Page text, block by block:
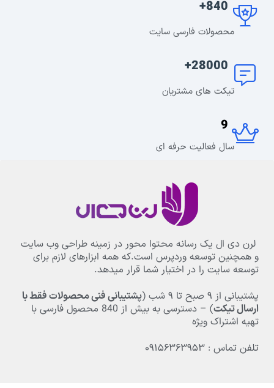
840+
محصولات فارسی سایت
28000+
تیکت های مشتریان
9
سال فعالیت حرفه ای
لرن دی ال یک رسانه محتوا محور در زمینه طراحی وب سایت
و همچنین توسعه وردپرس است.که همه ابزارهای لازم برای
توسعه سایت را در اختیار شما قرار میدهد.
پشتیبانی از ۹ صبح تا ۹ شب (پشتیبانی فنی محصولات فقط با
ارسال تیکت) – دسترسی به بیش از 840 محصول فارسی با
تهیه اشتراک ویژه
تلفن تماس : ۰۹۱۵۶۳۶۳۹۵۳